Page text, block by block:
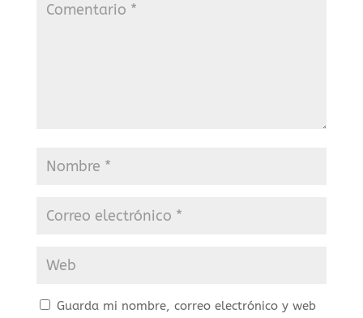
Guarda mi nombre, correo electrónico y web